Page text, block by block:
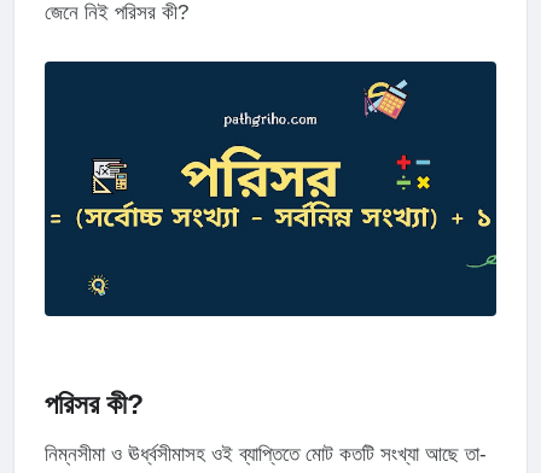
জেনে নিই পরিসর কী?
পরিসর কী?
নিম্নসীমা ও ঊর্ধ্বসীমাসহ ওই ব্যাপ্তিতে মোট কতটি সংখ্যা আছে তা-